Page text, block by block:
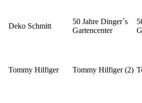
Deko Schmitt
50 Jahre Dinger´s
Gartencenter
Tommy Hilfiger Tommy Hilfiger (2)